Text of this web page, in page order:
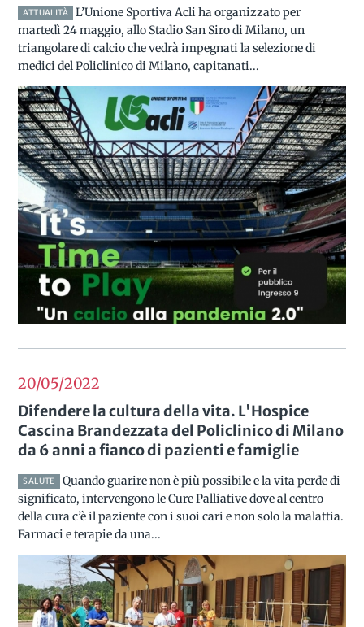
ATTUALITÀ
L’Unione Sportiva Acli ha organizzato per
martedì 24 maggio, allo Stadio San Siro di Milano, un
triangolare di calcio che vedrà impegnati la selezione di
medici del Policlinico di Milano, capitanati...
20/052022
Difendere la cultura della vita. L'Hospice
Cascina Brandezzata del Policlinico di Milano
da 6 anni a fianco di pazienti e famiglie
SALUTE
Quando guarire non è più possibile e la vita perde di
significato, intervengono le Cure Palliative dove al centro
della cura c’è il paziente con i suoi cari e non solo la malattia.
Farmaci e terapie da una...